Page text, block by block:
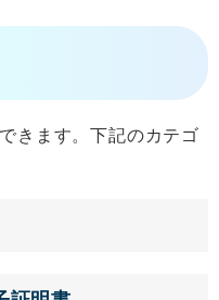
きます。下記のカテゴ